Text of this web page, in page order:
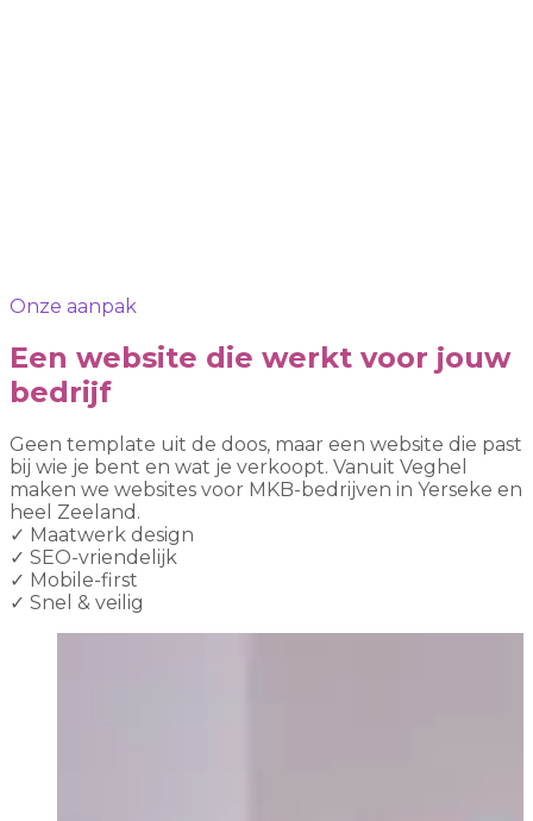
Onze aanpak
Een website die werkt voor jouw
bedrijf
Geen template uit de doos, maar een website die past
bij wie je bent en wat je verkoopt. Vanuit Veghel
maken we websites voor MKB-bedrijven in Yerseke en
heel Zeeland.
✓ Maatwerk design
✓ SEO-vriendelijk
✓ Mobile-first
✓ Snel & veilig